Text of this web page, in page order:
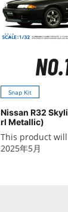
Snap Kit
Nissan R32
rl Metallic)
This product
2025年5月